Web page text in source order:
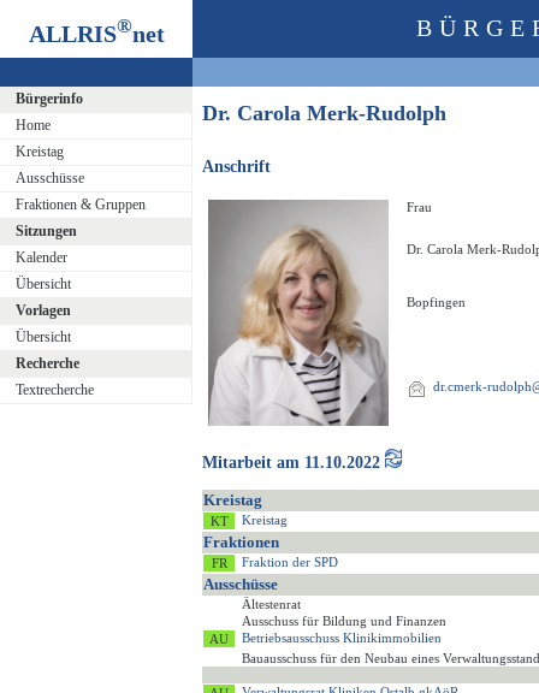
ALLRIS®net
Bürgerinfo
Home
Kreistag
Ausschüsse
Fraktionen & Gruppen
Sitzungen
Kalender
Übersicht
Vorlagen
Übersicht
Recherche
Textrecherche
Dr. Carola Merk-Rudolph
Anschrift
Frau
Dr. Carola Merk-
Bopfingen
dr.cmerk-
Mitarbeit am 11.10.2022
Kreistag
Kreistag
Fraktionen
Fraktion der SPD
Ausschüsse
Ältestenrat
Ausschuss für Bildung und Finanzen
Betriebsausschuss Klinikimmobilien
Bauausschuss für den Neubau eines